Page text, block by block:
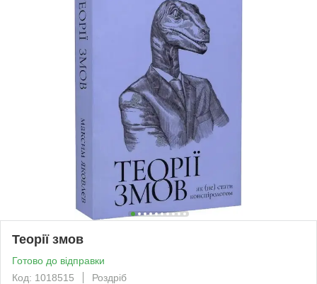
Теорії змов
Готово до відправки
Код: 1018515
Роздріб